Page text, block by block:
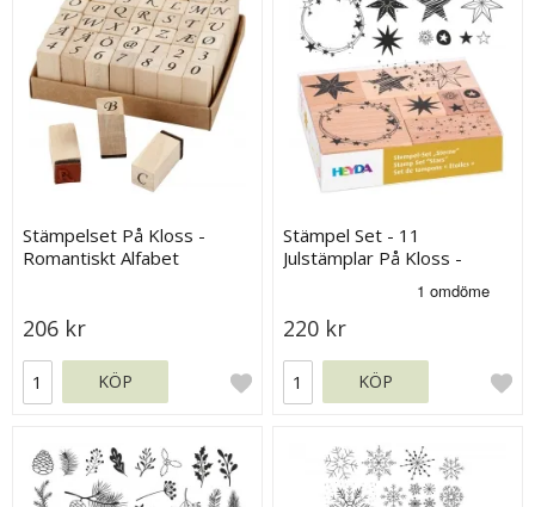
Stämpelset På Kloss -
Romantiskt Alfabet
206 kr
KÖP
Stämpel Set - 11
Julstämplar På Kloss -
220 kr
KÖP